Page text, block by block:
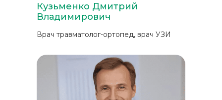
Кузьменко Дмитрий
Владимирович
Врач травматолог-ортопед, врач УЗИ